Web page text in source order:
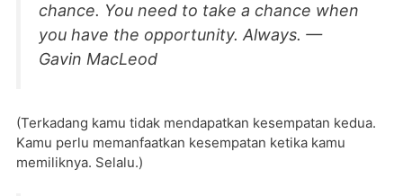
chance. You need to take a chance when
you have the opportunity. Always. —
Gavin MacLeod
(Terkadang kamu tidak mendapatkan kesempatan kedua.
Kamu perlu memanfaatkan kesempatan ketika kamu
memiliknya. Selalu.)